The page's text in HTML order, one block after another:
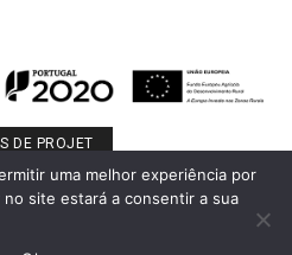
DE PROJET
uma melhor experiência por
site estará a consentir a sua